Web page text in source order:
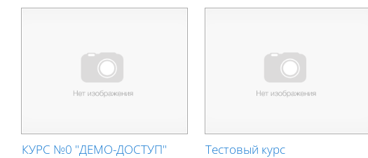
КУРС №0 "ДЕМО-ДОСТУП" Тестовый курс